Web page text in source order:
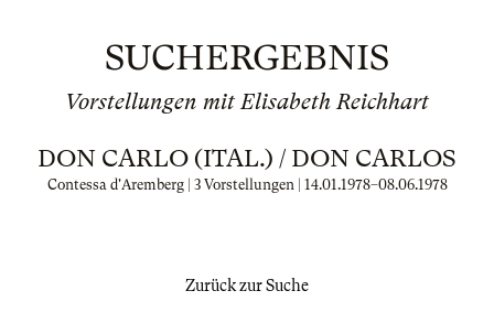
SUCHERGEBNIS
Vorstellungen mit Elisabeth Reichhart
DON CARLO (ITAL.) / DON CARLOS
Contessa d'Aremberg | 3 Vorstellungen | 14.01.1978–08.06.1978
Zurück zur Suche